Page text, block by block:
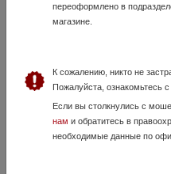
Продаю рукоять приклада DLG
(новая не использовалась)
переоформлено в
магазине.
К сожалению, никто не
Пожалуйста, ознакомьтесь с
Если вы столкнулись с
нам и обратитесь в
необходимые данные по